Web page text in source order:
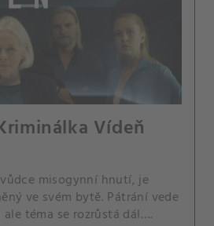
Vídeň
misogynní hnutí, je
ve svém bytě. Pátrání vede
téma se rozrůstá dál….